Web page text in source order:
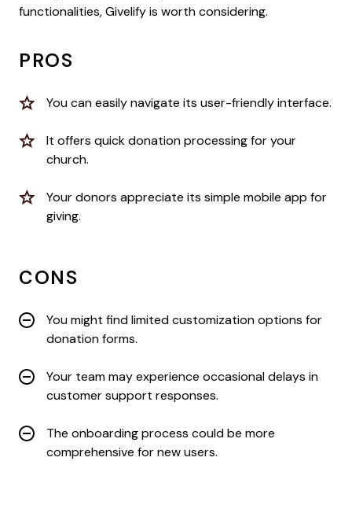
functionalities, Givelify is worth considering.
PROS
You can easily navigate its user-friendly interface.
It offers quick donation processing for your
church.
Your donors appreciate its simple mobile app for
giving.
CONS
You might find limited customization options for
donation forms.
Your team may experience occasional delays in
customer support responses.
The onboarding process could be more
comprehensive for new users.